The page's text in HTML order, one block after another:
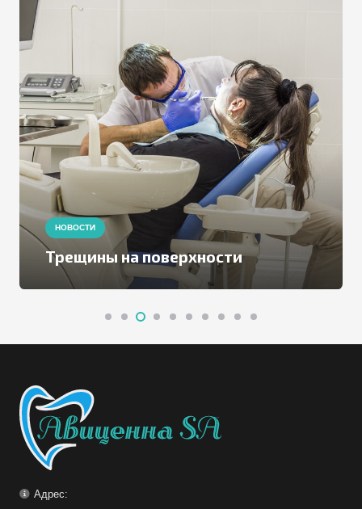
НОВОСТИ
Налет на зубах
Адрес: